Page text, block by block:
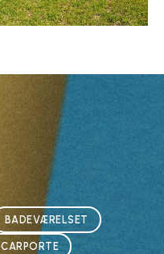
BADEVÆRELSET
CARPORTE